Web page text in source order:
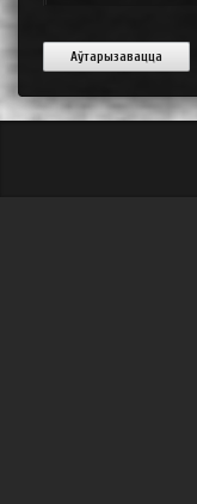
Аўтарызавацца